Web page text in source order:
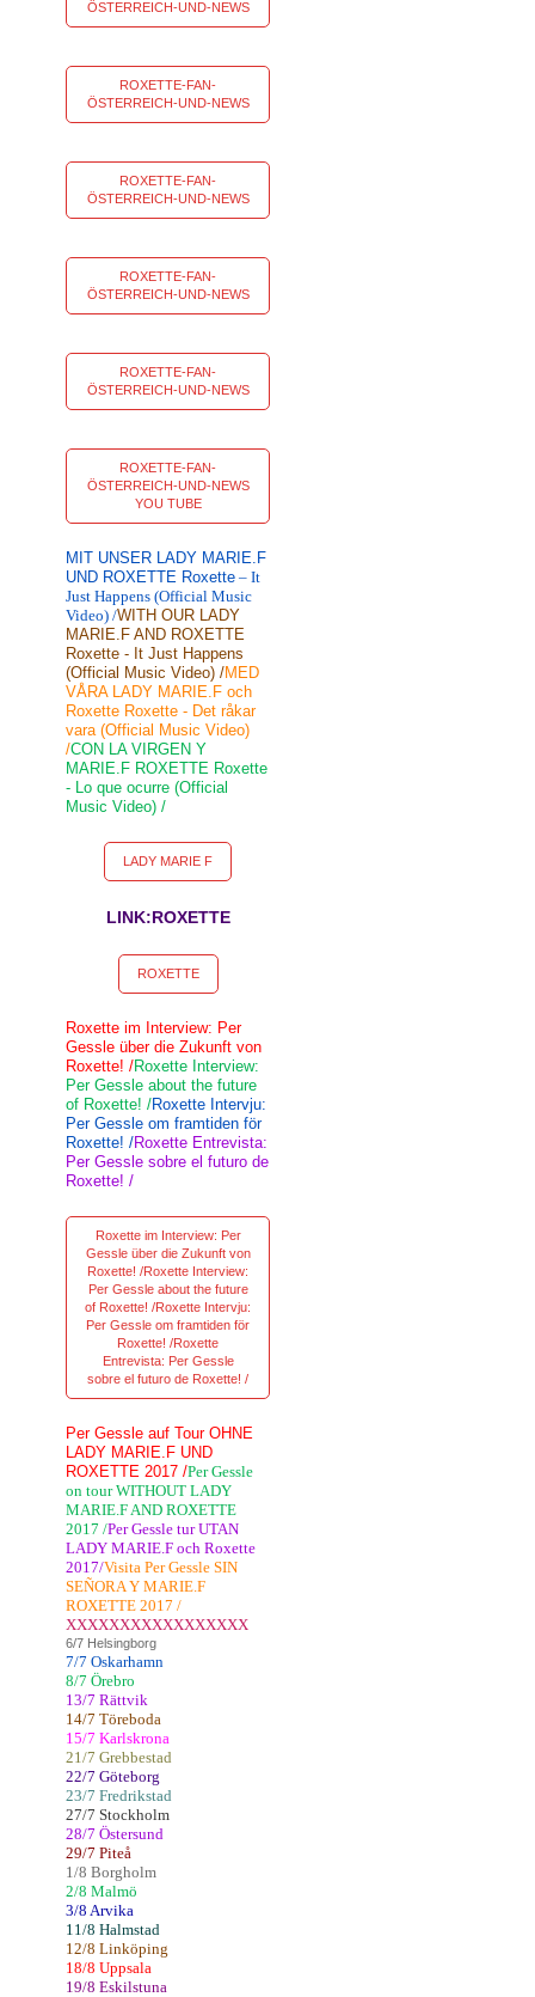
ÖSTERREICH-UND-NEWS
ROXETTE-FAN-
ÖSTERREICH-UND-NEWS
ROXETTE-FAN-
ÖSTERREICH-UND-NEWS
ROXETTE-FAN-
ÖSTERREICH-UND-NEWS
ROXETTE-FAN-
ÖSTERREICH-UND-NEWS
ROXETTE-FAN-
ÖSTERREICH-UND-NEWS
YOU TUBE
MIT UNSER LADY MARIE.F
UND ROXETTE Roxette – It
Just Happens (Official Music
Video) /WITH OUR LADY
MARIE.F AND ROXETTE
Roxette - It Just Happens
(Official Music Video) /MED
VÅRA LADY MARIE.F och
Roxette Roxette - Det råkar
vara (Official Music Video)
/CON LA VIRGEN Y
MARIE.F ROXETTE Roxette
- Lo que ocurre (Official
Music Video) /
LADY MARIE F
LINK:ROXETTE
ROXETTE
Roxette im Interview: Per
Gessle über die Zukunft von
Roxette! /Roxette Interview:
Per Gessle about the future
of Roxette! /Roxette Intervju:
Per Gessle om framtiden för
Roxette! /Roxette Entrevista:
Per Gessle sobre el futuro de
Roxette! /
Roxette im Interview: Per
Gessle über die Zukunft von
Roxette! /Roxette Interview:
Per Gessle about the future
of Roxette! /Roxette Intervju:
Per Gessle om framtiden för
Roxette! /Roxette
Entrevista: Per Gessle
sobre el futuro de Roxette! /
Per Gessle auf Tour OHNE
LADY MARIE.F UND
ROXETTE 2017 /Per Gessle
on tour WITHOUT LADY
MARIE.F AND ROXETTE
2017 /Per Gessle tur UTAN
LADY MARIE.F och Roxette
2017/Visita Per Gessle SIN
SEÑORA Y MARIE.F
ROXETTE 2017 /
XXXXXXXXXXXXXXXXX
6/7 Helsingborg
7/7 Oskarhamn
8/7 Örebro
13/7 Rättvik
14/7 Töreboda
15/7 Karlskrona
21/7 Grebbestad
22/7 Göteborg
23/7 Fredrikstad
27/7 Stockholm
28/7 Östersund
29/7 Piteå
1/8 Borgholm
2/8 Malmö
3/8 Arvika
11/8 Halmstad
12/8 Linköping
18/8 Uppsala
19/8 Eskilstuna